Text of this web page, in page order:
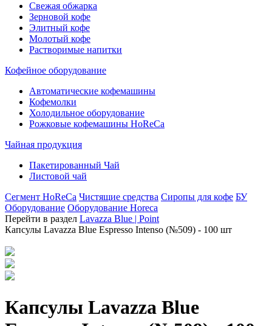
Свежая обжарка
Зерновой кофе
Элитный кофе
Молотый кофе
Растворимые напитки
Кофейное оборудование
Автоматические кофемашины
Кофемолки
Холодильное оборудование
Рожковые кофемашины HoReCa
Чайная продукция
Пакетированный Чай
Листовой чай
Сегмент HoReCa Чистящие средства Сиропы для кофе БУ
Оборудование Оборудование Horeca
Перейти в раздел Lavazza Blue | Point
Капсулы Lavazza Blue Espresso Intenso (№509) - 100 шт
Капсулы Lavazza Blue